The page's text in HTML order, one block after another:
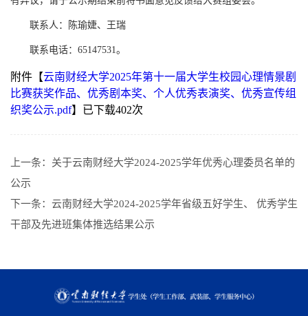
联系人：陈瑜婕、王瑞
联系电话：65147531。
附件【云南财经大学2025年第十一届大学生校园心理情景剧
比赛获奖作品、优秀剧本奖、个人优秀表演奖、优秀宣传组
织奖公示.pdf】已下载402次
上一条： 关于云南财经大学2024-2025学年优秀心理委员名单的
公示
下一条： 云南财经大学2024-2025学年省级五好学生、 优秀学生
干部及先进班集体推选结果公示